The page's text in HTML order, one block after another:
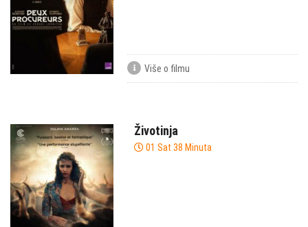
Više o filmu
Životinja
01 Sat 38 Minuta